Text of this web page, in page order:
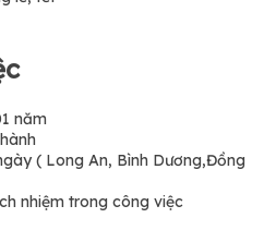
năm
( Long An, Bình Dương,Đồng
nhiệm trong công việc